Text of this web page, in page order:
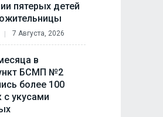
пятерых детей
7 Августа, 2026
в
БСМП №2
более 100
с укусами